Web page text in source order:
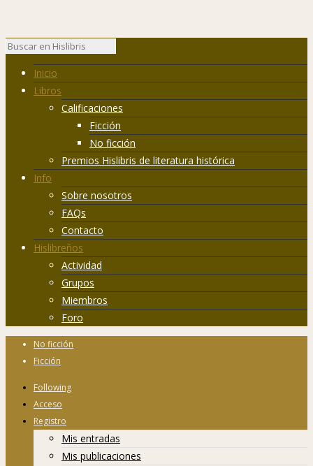
Inicio
Libros
Calificaciones
Ficción
No ficción
Premios Hislibris de literatura histórica
Info
Sobre nosotros
FAQs
Contacto
Hislibreños
Actividad
Grupos
Miembros
Foro
No ficción
Ficción
Following
Acceso
Registro
Mis entradas
Mis publicaciones